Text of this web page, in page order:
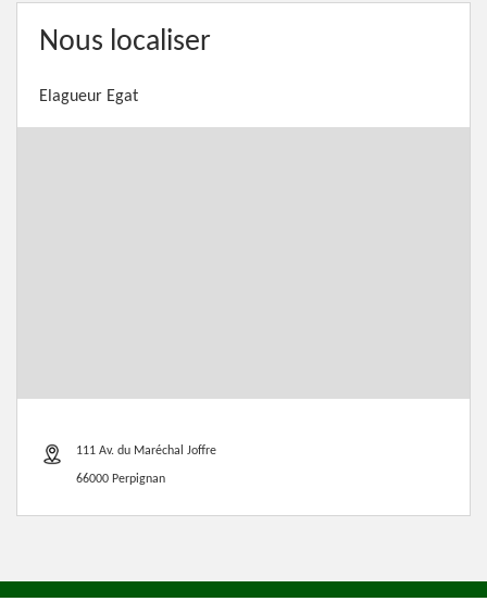
Nous localiser
Elagueur Egat
111 Av. du Maréchal Joffre
66000 Perpignan